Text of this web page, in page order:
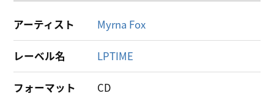
アーティスト Myrna Fox
レーベル名 LPTIME
フォーマット CD